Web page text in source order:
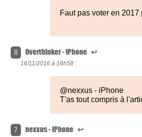
Faut pas voter en 2017
8 Overthinker - iPhone ↩
16/11/2016 à 16h58 :
@nexxus - iPhone
T'as tout compris à
7 nexxus - iPhone ↩